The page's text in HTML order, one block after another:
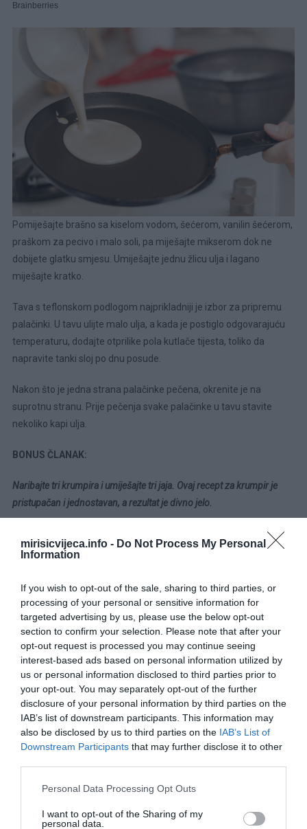
mirisicvijeca.info - Do Not Process My Personal
Information
If you wish to opt-out of the sale, sharing to third parties, or
processing of your personal or sensitive information for
targeted advertising by us, please use the below opt-out
section to confirm your selection. Please note that after your
opt-out request is processed you may continue seeing
interest-based ads based on personal information utilized by
us or personal information disclosed to third parties prior to
your opt-out. You may separately opt-out of the further
disclosure of your personal information by third parties on the
IAB’s list of downstream participants. This information may
also be disclosed by us to third parties on the IAB’s List of
Downstream Participants that may further disclose it to other
Please note that this website/app uses one or more Google
not limited to your visit or usage behaviour. You may click to
Personal Data Processing Opt Outs
I want to opt-out of the Sharing of my
personal data.
Pomiješajte brašno sa kiselom vodom, šećerom, vanilin šećerom,
praškom za pecivo i malo soli, pa miješajte mikserom dok ne
dobijete glatku smjesu. Umiješajte jednu žlicu ulja i lagano
miješajte kratko.
Tava s teflonskom podlogom najprikladniji je izbor za pripremu
palačinki. U tavu ulijte malo ulja, a kada je postiglo odgovarajuću
temperaturu, dodajte otprilike pola kutlače tijesta, toliko da
napravite tanki sloj po dnu posude.
Nakon što je jedna strana palačinke pečena, okrenite je na
suprotnu stranu. Prije pečenja svake palačinke u tavu stavite
nekoliko kapi ulja.
BONUS ČLANAK:
Naribajte tri krumpira i umiješajte tri jaja. Ovaj recept za krumpir je
pristupačan i jednostavan, a rezultat je divno jelo.
Tražite li ekonomično i jednostavno jelo koje će zasigurno
zadovoljiti vaše nepce, vaša potraga ovdje završava. Ova tepsija
od batata služi kao savršeno rješenje!
Ovaj jednostavan recept, koji zahtijeva samo nekoliko sastojaka,
zajamčeno će biti uspješan bez opterećivanja vaših financija.
Za pripremu ovog recepta potrebni su sljedeći sastojci: tri veća